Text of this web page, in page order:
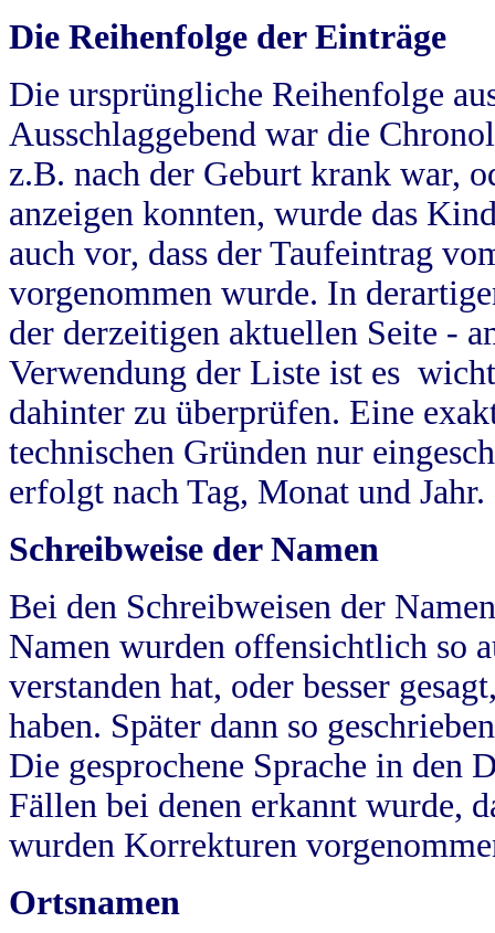
Die Reihenfolge der Einträge
Die ursprüngliche Reihenfolge
Ausschlaggebend war die
z.B. nach der Geburt krank war,
anzeigen konnten, wurde das
auch vor, dass der Taufeintrag
vorgenommen wurde. In
der derzeitigen aktuellen Seite -
Verwendung der Liste ist es
dahinter zu überprüfen. Eine
technischen Gründen nur
erfolgt nach Tag, Monat und Jahr.
Schreibweise der Namen
Bei den Schreibweisen der
Namen wurden offensichtlich so
verstanden hat, oder besser
haben. Später dann so
Die gesprochene Sprache in
Fällen bei denen erkannt wurde,
wurden Korrekturen
Ortsnamen